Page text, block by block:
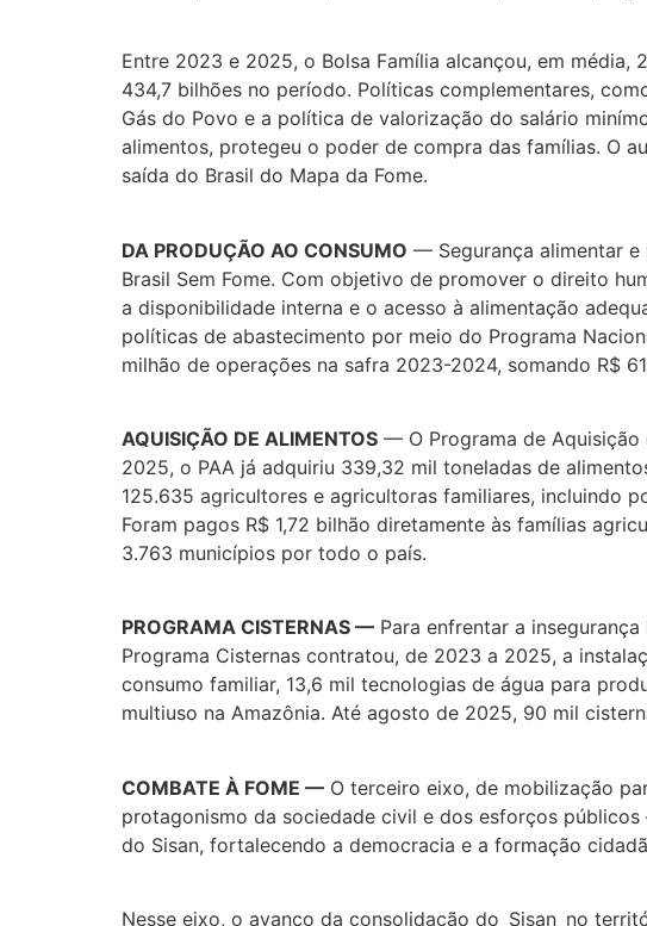
Entre 2023 e 2025, o Bolsa Família alcançou, em
434,7 bilhões no período. Políticas complementares,
Gás do Povo e a política de valorização do salário
alimentos, protegeu o poder de compra das famílias. O
saída do Brasil do Mapa da Fome.
DA PRODUÇÃO AO CONSUMO — Segurança alimentar e
Brasil Sem Fome. Com objetivo de promover o direito
a disponibilidade interna e o acesso à alimentação
políticas de abastecimento por meio do Programa
milhão de operações na safra 2023-2024, somando R$
AQUISIÇÃO DE ALIMENTOS — O Programa de Aquisição
2025, o PAA já adquiriu 339,32 mil toneladas de
125.635 agricultores e agricultoras familiares, incluindo
Foram pagos R$ 1,72 bilhão diretamente às famílias
3.763 municípios por todo o país.
PROGRAMA CISTERNAS — Para enfrentar a
Programa Cisternas contratou, de 2023 a 2025, a
consumo familiar, 13,6 mil tecnologias de água para
multiuso na Amazônia. Até agosto de 2025, 90 mil
COMBATE À FOME — O terceiro eixo, de mobilização
protagonismo da sociedade civil e dos esforços
do Sisan, fortalecendo a democracia e a formação
Nesse eixo, o avanço da consolidação do Sisan no